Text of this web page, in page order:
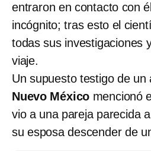
entraron en contacto con
incógnito; tras esto el
todas sus investigaciones
viaje.
Un supuesto testigo de un
Nuevo México mencionó
vio a una pareja parecida
su esposa descender de